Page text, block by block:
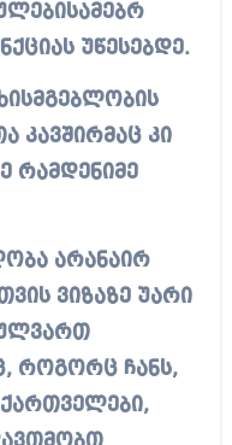
უწესებდე.
კავშირმაც კი
რამდენიმე
არანაირ
ვიზაზე უარი
როგორც ჩანს,
ქართველები,